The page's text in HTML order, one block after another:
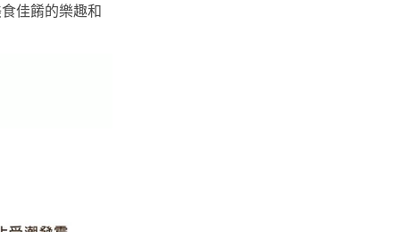
佳餚的樂趣和